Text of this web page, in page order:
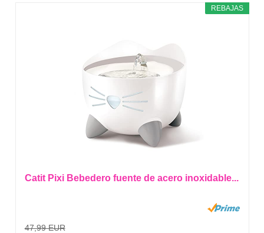
REBAJAS
Catit Pixi Bebedero fuente de acero inoxidable...
47,99 EUR